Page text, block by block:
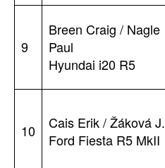
9
Breen Craig / Nagle
Paul
Hyundai i20 R5
10
Cais Erik / Žáková J.
Ford Fiesta R5 MkII